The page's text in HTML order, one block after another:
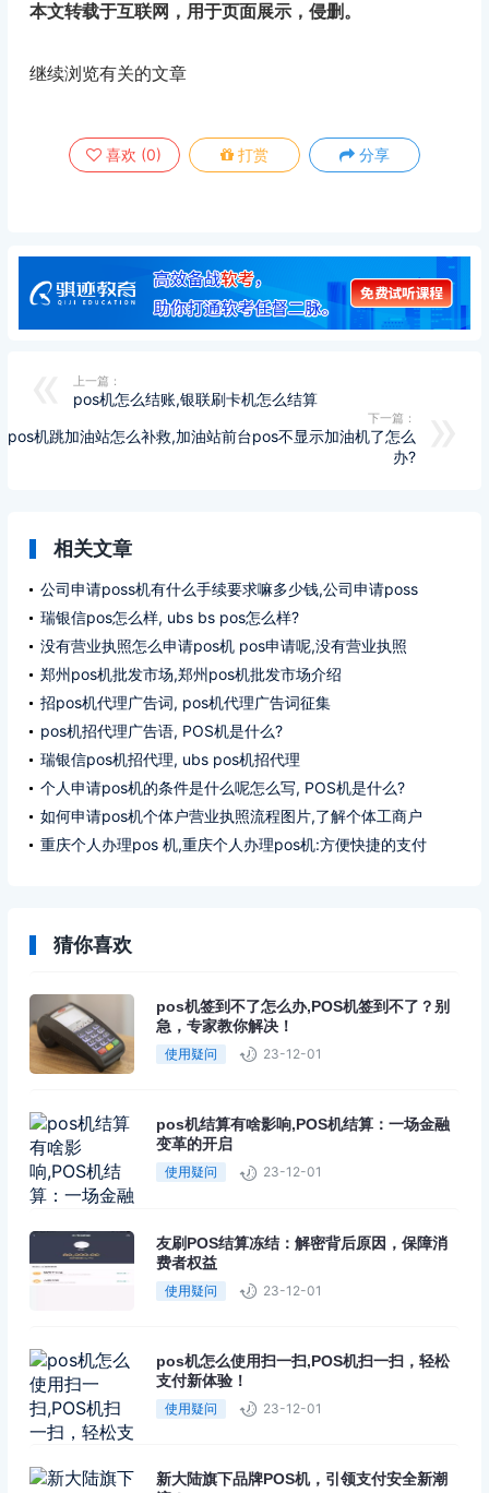
本文转载于互联网，用于页面展示，侵删。
继续浏览有关的文章
喜欢 (0) 打赏 分享
上一篇：
pos机怎么结账,银联刷卡机怎么结算
下一篇：
pos机跳加油站怎么补救,加油站前台pos不显示加油机了怎么
办?
相关文章
公司申请poss机有什么手续要求嘛多少钱,公司申请poss
机办理什么手续要求多少钱?
瑞银信pos怎么样, ubs bs pos怎么样?
没有营业执照怎么申请pos机 pos申请呢,没有营业执照
pos机如何申请pos ?
郑州pos机批发市场,郑州pos机批发市场介绍
招pos机代理广告词, pos机代理广告词征集
pos机招代理广告语, POS机是什么?
瑞银信pos机招代理, ubs pos机招代理
个人申请pos机的条件是什么呢怎么写, POS机是什么?
如何申请pos机个体户营业执照流程图片,了解个体工商户
营业执照申请条件
重庆个人办理pos 机,重庆个人办理pos机:方便快捷的支付
猜你喜欢
pos机签到不了怎么办,POS机签到不了？别
急，专家教你解决！
使用疑问 23-12-01
pos机结算有啥影响,POS机结算：一场金融
变革的开启
使用疑问 23-12-01
友刷POS结算冻结：解密背后原因，保障消
费者权益
使用疑问 23-12-01
pos机怎么使用扫一扫,POS机扫一扫，轻松
支付新体验！
使用疑问 23-12-01
新大陆旗下品牌POS机，引领支付安全新潮